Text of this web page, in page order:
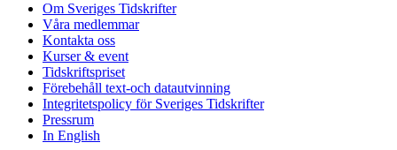
Om Sveriges Tidskrifter
Våra medlemmar
Kontakta oss
Kurser & event
Tidskriftspriset
Förebehåll text-och datautvinning
Integritetspolicy för Sveriges Tidskrifter
Pressrum
In English